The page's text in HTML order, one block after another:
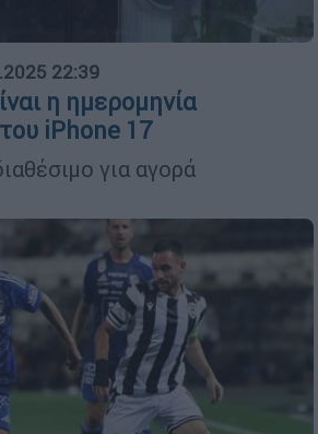
22:39
η ημερομηνία
iPhone 17
για αγορά